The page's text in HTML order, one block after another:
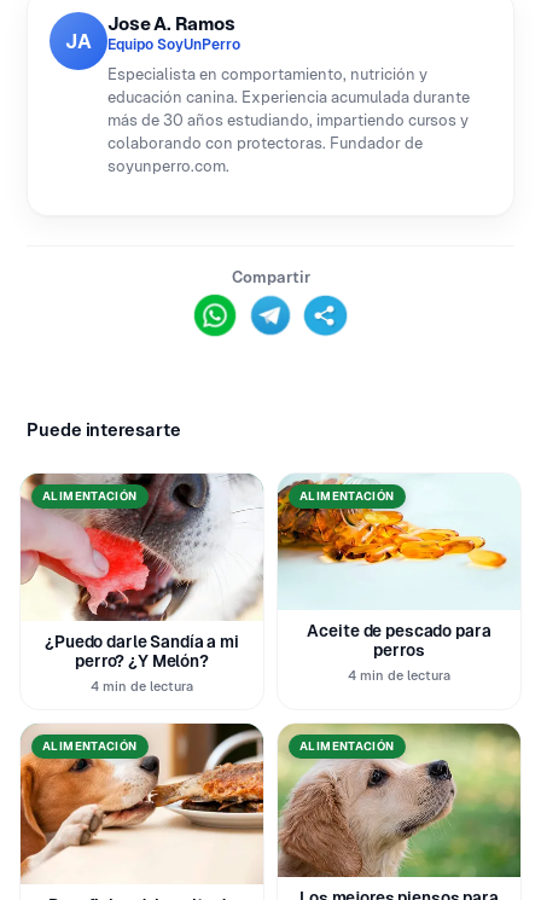
JA
Jose A. Ramos
Equipo SoyUnPerro
Especialista en comportamiento, nutrición y
educación canina. Experiencia acumulada durante
más de 30 años estudiando, impartiendo cursos y
colaborando con protectoras. Fundador de
soyunperro.com.
Compartir
Puede interesarte
ALIMENTACIÓN
¿Puedo darle Sandía a mi
perro? ¿Y Melón?
4 min de lectura
ALIMENTACIÓN
Aceite de pescado para
perros
4 min de lectura
ALIMENTACIÓN ALIMENTACIÓN